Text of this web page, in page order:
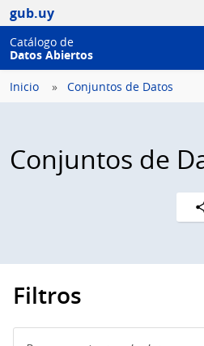
gub.uy
Catálogo de
Datos Abiertos
Inicio Conjuntos de Datos
Conjuntos de
Filtros